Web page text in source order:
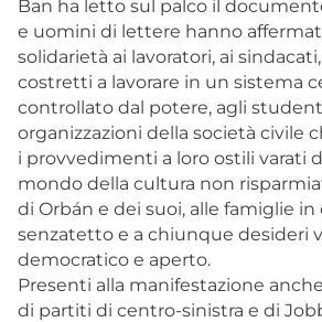
Ban ha letto sul palco il
e uomini di lettere hanno
solidarietà ai lavoratori, ai
costretti a lavorare in un sistema
controllato dal potere, agli
organizzazioni della società civile
i provvedimenti a loro ostili varati
mondo della cultura non
di Orbán e dei suoi, alle famiglie in
senzatetto e a chiunque desideri
democratico e aperto.
Presenti alla manifestazione
di partiti di centro-sinistra e di